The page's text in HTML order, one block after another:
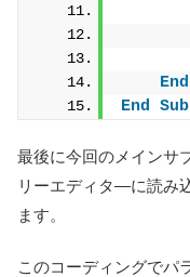
End
End Sub
最後に今回のメインサ
リーエディタ―に読み
ます。
このコーディングでパ